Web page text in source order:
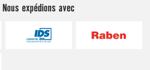
Nous expédions avec